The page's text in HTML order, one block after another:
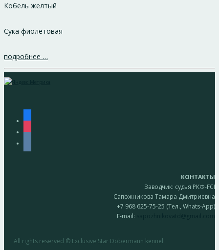
Кобель желтый
Сука фиолетовая
подробнее …
КОНТАКТЫ
Заводчик: судья РКФ-FCI
Сапожникова Тамара Дмитриевна
+7 968 625-75-25 (Тел., Whats-App)
E-mail:
All rights reserved © Exclusive Star Dobermann kennel